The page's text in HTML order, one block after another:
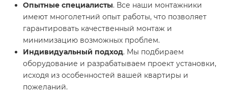
Опытные специалисты. Все наши монтажники
имеют многолетний опыт работы, что позволяет
гарантировать качественный монтаж и
минимизацию возможных проблем.
Индивидуальный подход. Мы подбираем
оборудование и разрабатываем проект установки,
исходя из особенностей вашей квартиры и
пожеланий.